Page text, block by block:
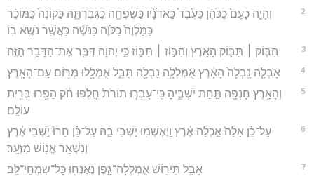
2
וְהָיָ֤ה כָעָם֙ כַּכֹּהֵ֔ן כַּעֶ֙בֶד֙ כַּֽאדֹנָ֔יו כַּשִּׁפְחָ֖ה כַּגְּבִרְתָּ֑הּ כַּקּוֹנֶה֙ כַּמּוֹכֵ֔ר
כַּמַּלְוֶה֙ כַּלֹּוֶ֔ה כַּנֹּשֶׁ֕ה כַּאֲשֶׁ֖ר נֹשֶׁ֥א בֽוֹ׃
3 הִבּ֧וֹק ׀ תִּבּ֛וֹק הָאָ֖רֶץ וְהִבּ֣וֹז ׀ תִּבּ֑וֹז כִּ֣י יְהוָ֔ה דִּבֶּ֖ר אֶת־הַדָּבָ֥ר הַזֶּֽה׃
4 אָבְלָ֤ה נָֽבְלָה֙ הָאָ֔רֶץ אֻמְלְלָ֥ה נָבְלָ֖ה תֵּבֵ֑ל אֻמְלָ֖לוּ מְר֥וֹם עַם־הָאָֽרֶץ׃
5
וְהָאָ֥רֶץ חָנְפָ֖ה תַּ֣חַת יֹשְׁבֶ֑יהָ כִּֽי־עָבְר֤וּ תוֹרֹת֙ חָ֣לְפוּ חֹ֔ק הֵפֵ֖רוּ בְּרִ֥ית
עוֹלָֽם׃
6
עַל־כֵּ֗ן אָלָה֙ אָ֣כְלָה אֶ֔רֶץ וַֽיֶּאְשְׁמ֖וּ יֹ֣שְׁבֵי בָ֑הּ עַל־כֵּ֗ן חָרוּ֙ יֹ֣שְׁבֵי אֶ֔רֶץ
וְנִשְׁאַ֥ר אֱנ֖וֹשׁ מִזְעָֽר׃
7 אָבַ֥ל תִּיר֖וֹשׁ אֻמְלְלָה־גָ֑פֶן נֶאֶנְח֖וּ כָּל־שִׂמְחֵי־לֵֽב׃